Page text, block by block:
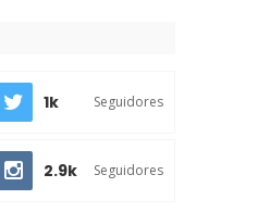
1k Seguidores
2.9k Seguidores